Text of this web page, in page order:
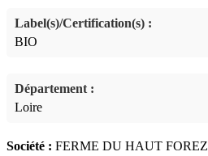
Label(s)/Certification(s) :
BIO
Département :
Loire
Société : FERME DU HAUT FOREZ